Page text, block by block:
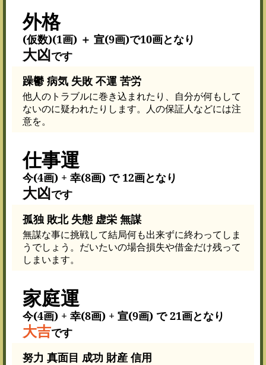
外格
(仮数)(1画) ＋ 宣(9画)で10画となり
大凶です
躁鬱 病気 失敗 不運 苦労
他人のトラブルに巻き込まれたり、自分が何もして
ないのに疑われたりします。人の保証人などには注
意を。
仕事運
今(4画) + 幸(8画) で 12画となり
大凶です
孤独 敗北 失態 虚栄 無謀
無謀な事に挑戦して結局何も出来ずに終わってしま
うでしょう。だいたいの場合損失や借金だけ残って
しまいます。
家庭運
今(4画) + 幸(8画) + 宣(9画) で 21画となり
大吉です
努力 真面目 成功 財産 信用